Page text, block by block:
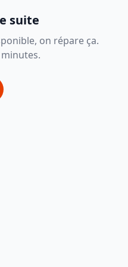
suite
on répare ça.